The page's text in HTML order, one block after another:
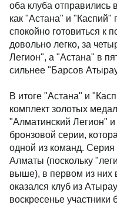
оба клуба отправились
как "Астана" и "Каспий"
спокойно готовиться к
довольно легко, за
Легион", а "Астана" в
сильнее "Барсов
В итоге "Астана" и
комплект золотых
"Алматинский Легион"
бронзовой серии,
одной из команд. Серия
Алматы (поскольку
выше), в первом из них
оказался клуб из
воскресенье участники